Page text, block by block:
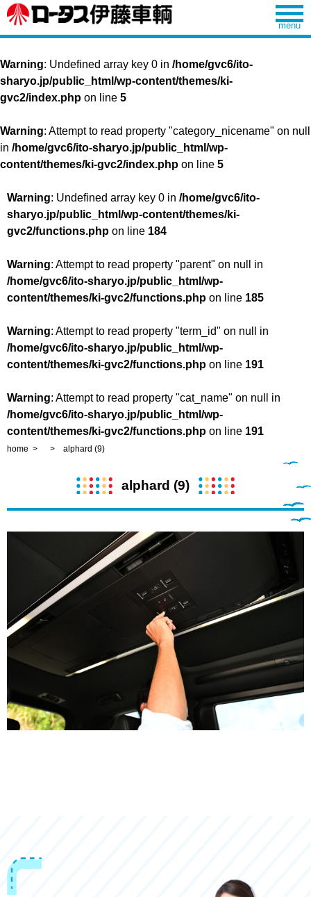
Warning: Undefined array key 0 in /home/gvc6/ito-
sharyo.jp/public_html/wp-content/themes/ki-
gvc2/index.php on line 5
Warning: Attempt to read property "category_nicename" on null
in /home/gvc6/ito-sharyo.jp/public_html/wp-
content/themes/ki-gvc2/index.php on line 5
Warning: Undefined array key 0 in /home/gvc6/ito-
sharyo.jp/public_html/wp-content/themes/ki-
gvc2/functions.php on line 184
Warning: Attempt to read property "parent" on null in
/home/gvc6/ito-sharyo.jp/public_html/wp-
content/themes/ki-gvc2/functions.php on line 185
Warning: Attempt to read property "term_id" on null in
/home/gvc6/ito-sharyo.jp/public_html/wp-
content/themes/ki-gvc2/functions.php on line 191
Warning: Attempt to read property "cat_name" on null in
/home/gvc6/ito-sharyo.jp/public_html/wp-
content/themes/ki-gvc2/functions.php on line 191
home alphard (9)
alphard (9)